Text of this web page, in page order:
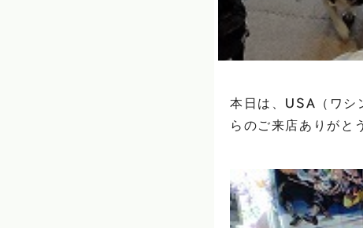
本日は、USA（ワシ
らのご来店ありが